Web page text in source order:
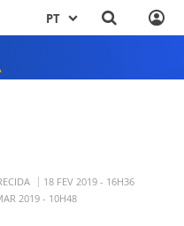
PT
18 FEV 2019 - 16H36
2019 - 10H48